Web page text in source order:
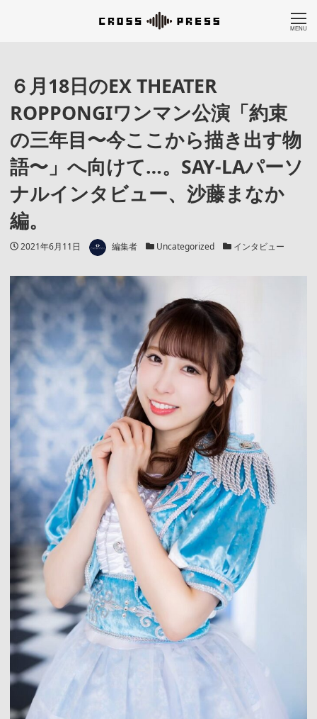
MENU
６月18日のEX THEATER
ROPPONGIワンマン公演「約束
の三年目〜今ここから描き出す物
語〜」へ向けて…。SAY-LAパーソ
ナルインタビュー、沙藤まなか
編。
投稿日
2021年6月11日 著者 編集者 カテゴリー
Uncategorized カテゴリー
インタビュー